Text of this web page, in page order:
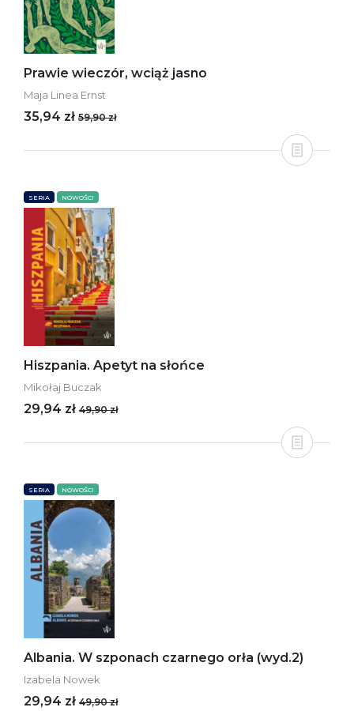
Prawie wieczór, wciąż jasno
Maja Linea Ernst
35,94 zł 59,90 zł
SERIA NOWOŚCI
Hiszpania. Apetyt na słońce
Mikołaj Buczak
29,94 zł 49,90 zł
SERIA NOWOŚCI
Albania. W szponach czarnego orła (wyd.2)
Izabela Nowek
29,94 zł 49,90 zł